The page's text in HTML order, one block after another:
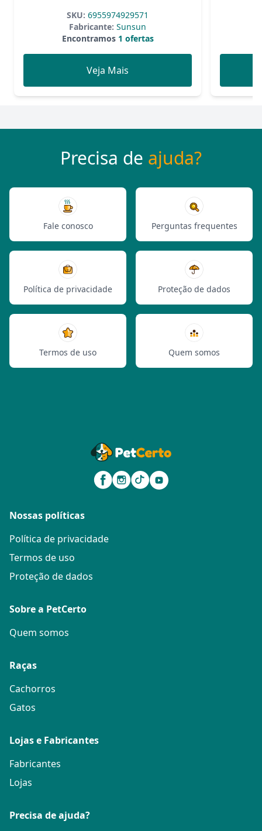
SKU: 6955974929571
Fabricante: Sunsun
Encontramos1 ofertas
Veja Mais
Precisa de ajuda?
Fale conosco Perguntas frequentes
Política de privacidade Proteção de dados
Termos de uso Quem somos
Nossas políticas
Política de privacidade
Termos de uso
Proteção de dados
Sobre a PetCerto
Quem somos
Raças
Cachorros
Gatos
Lojas e Fabricantes
Fabricantes
Lojas
Precisa de ajuda?